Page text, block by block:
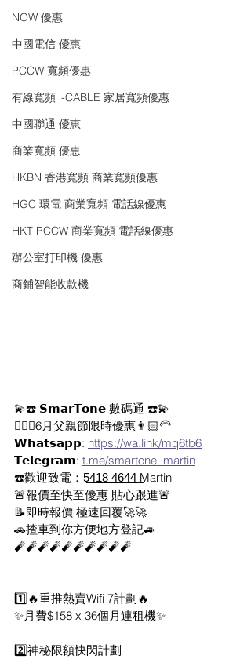
NOW 優惠
中國電信 優惠
PCCW 寬頻優惠
有線寬頻 i-CABLE 家居寬頻優惠
中國聯通 優恵
商業寬頻 優恵
HKBN 香港寬頻 商業寬頻優惠
HGC 環電 商業寬頻 電話線優惠
HKT PCCW 商業寬頻 電話線優惠
辦公室打印機 優惠
商鋪智能收款機
💫☎️ 𝗦𝗺𝗮𝗿𝗧𝗼𝗻𝗲 數碼通 ☎️💫
🧔🏻‍♂️6月父親節限時優惠👨🏻‍🦳
𝗪𝗵𝗮𝘁𝘀𝗮𝗽𝗽: https://wa.link/mq6tb6
𝗧𝗲𝗹𝗲𝗴𝗿𝗮𝗺: t.me/smartone_martin
☎️歡迎致電：5͟4͟1͟8͟ ͟4͟6͟4͟4͟ Martin
🚨報價至快至優惠 貼心跟進🚨
📝即時報價 極速回覆🚀🚀
🚗揸車到你方便地方登記🚙
🧨🧨🧨🧨🧨🧨🧨🧨🧨🧨
1️⃣🔥重推熱賣Wifi 7計劃🔥
✨月費$158 x 36個月連租機✨
2️⃣神秘限額快閃計劃